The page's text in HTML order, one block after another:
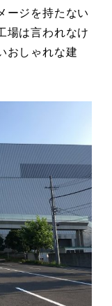
ージを持たない
場は言われなけ
おしゃれな建